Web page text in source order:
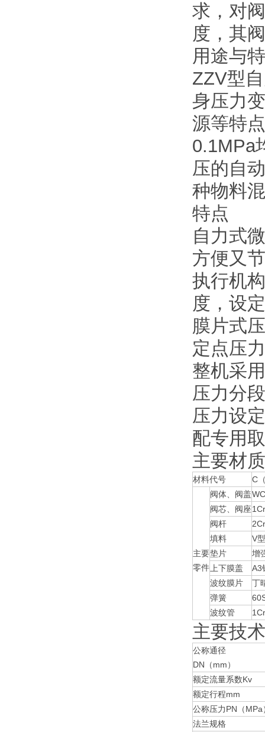
求，对
度，其
用途与
ZZV型
身压力
源等特
0.1MPa
压的自
种物料
特点
自力式
方便又
执行机
度，设
膜片式
定点压
整机采
压力分
压力设
配专用
主要材质
材料代号 C
主要
零件
阀体、阀盖
阀芯、阀座
阀杆
填料
V
垫片
增
上下膜盖
A3
波纹膜片
丁
弹簧
波纹管
主要技
公称通径
DN（mm）
额定流量系数Kv
额定行程mm
公称压力PN（MPa
法兰规格